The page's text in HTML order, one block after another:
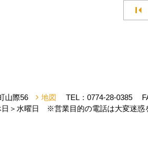
山際56 地図 TEL： 0774-28-0385
日＞水曜日 ※営業目的の電話は大変迷惑